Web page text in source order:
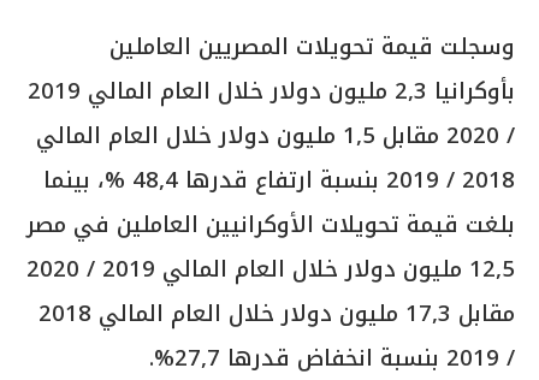
وسجلت قيمة تحويلات المصريين العاملين
بأوكرانيا 2,3 مليون دولار خلال العام المالي 2019
/ 2020 مقابل 1,5 مليون دولار خلال العام المالي
2018 / 2019 بنسبة ارتفاع قدرها 48,4 %، بينما
بلغت قيمة تحويلات الأوكرانيين العاملين في مصر
12,5 مليون دولار خلال العام المالي 2019 / 2020
مقابل 17,3 مليون دولار خلال العام المالي 2018
/ 2019 بنسبة انخفاض قدرها 27,7%.